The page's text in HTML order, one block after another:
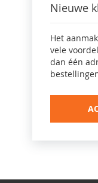
Nieuwe
Het
vele
dan één